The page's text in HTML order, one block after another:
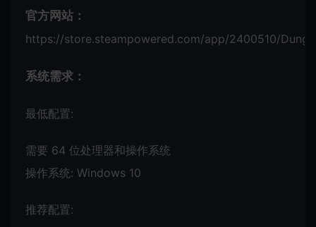
官方网站：
https://store.steampowered.com/app/2400510/
系统需求：
最低配置:
需要 64 位处理器和操作系统
操作系统: Windows 10
推荐配置: